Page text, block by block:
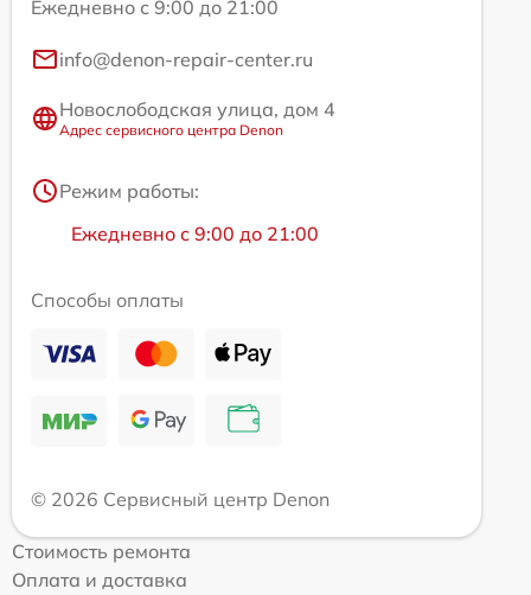
Ежедневно с 9:00 до 21:00
info@denon-repair-center.ru
Новослободская улица, дом 4
Адрес сервисного центра Denon
Режим работы:
Ежедневно с 9:00 до 21:00
Способы оплаты
© 2026 Сервисный центр Denon
Стоимость ремонта
Оплата и доставка